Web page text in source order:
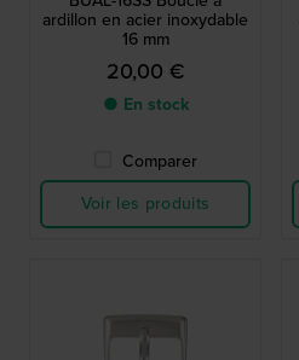
ardillon en acier inoxydable
16 mm
20,00 €
● En stock
Comparer
Voir les produits